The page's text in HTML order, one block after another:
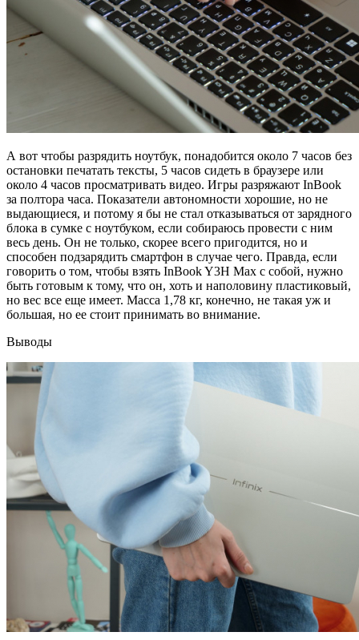
А вот чтобы разрядить ноутбук, понадобится около 7 часов без
остановки печатать тексты, 5 часов сидеть в браузере или
около 4 часов просматривать видео. Игры разряжают InBook
за полтора часа. Показатели автономности хорошие, но не
выдающиеся, и потому я бы не стал отказываться от зарядного
блока в сумке с ноутбуком, если собираюсь провести с ним
весь день. Он не только, скорее всего пригодится, но и
способен подзарядить смартфон в случае чего. Правда, если
говорить о том, чтобы взять InBook Y3H Max с собой, нужно
быть готовым к тому, что он, хоть и наполовину пластиковый,
но вес все еще имеет. Масса 1,78 кг, конечно, не такая уж и
большая, но ее стоит принимать во внимание.
Выводы